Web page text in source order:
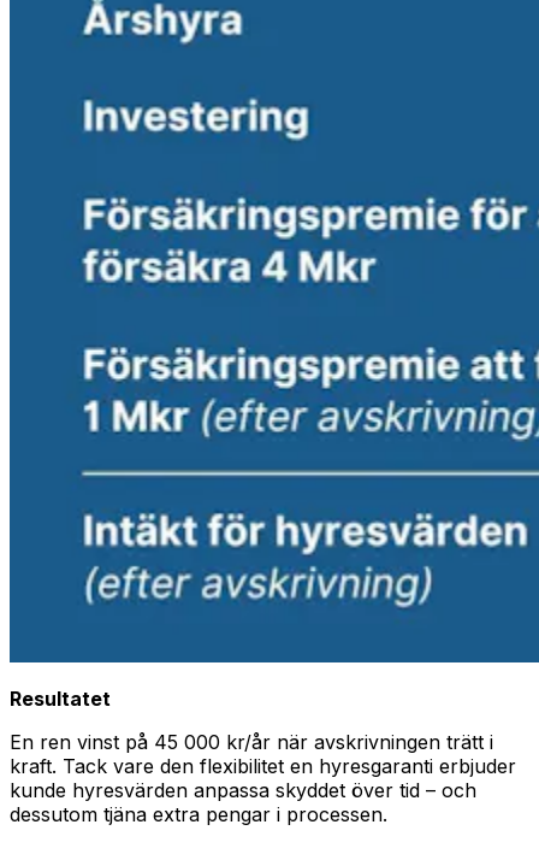
Resultatet
En ren vinst på 45 000 kr/år när avskrivningen trätt i
kraft. Tack vare den flexibilitet en hyresgaranti erbjuder
kunde hyresvärden anpassa skyddet över tid – och
dessutom tjäna extra pengar i processen.